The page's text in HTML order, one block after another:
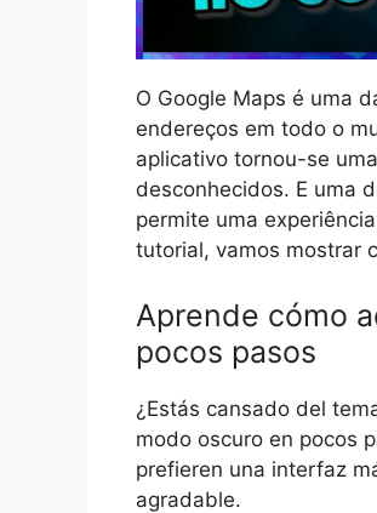
O Google Maps é uma
endereços em todo o
aplicativo tornou-se
desconhecidos. E uma
permite uma
tutorial, vamos mostrar
Aprende cómo
pocos pasos
¿Estás cansado del
modo oscuro en pocos
prefieren una interfaz
agradable.